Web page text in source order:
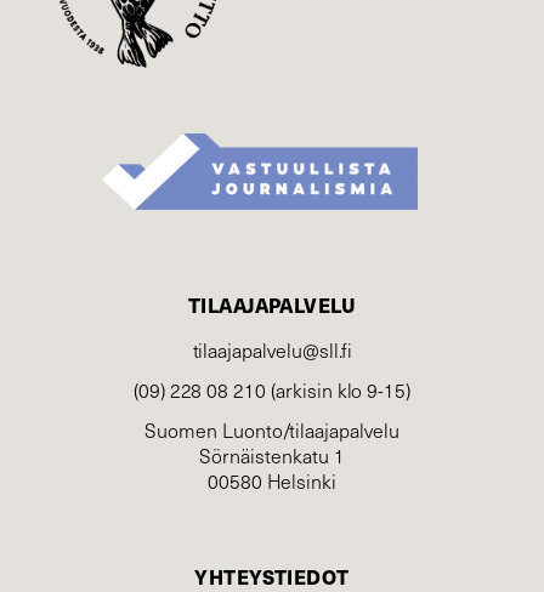
TILAAJAPALVELU
tilaajapalvelu@sll.fi
(09) 228 08 210 (arkisin klo 9-15)
Suomen Luonto/tilaajapalvelu
Sörnäistenkatu 1
00580 Helsinki
YHTEYSTIEDOT